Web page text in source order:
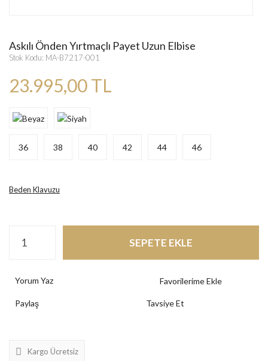
Askılı Önden Yırtmaçlı Payet Uzun Elbise
Stok Kodu: MA-B7217-001
23.995,00 TL
36 38 40 42 44 46
Beden Klavuzu
SEPETE EKLE
Yorum Yaz
Paylaş Tavsiye Et
Kargo Ücretsiz